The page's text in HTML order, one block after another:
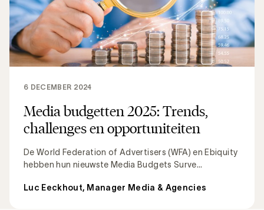
Media budgetten 2025: Trends,
challenges en opportuniteiten
De World Federation of Advertisers (WFA) en Ebiquity
hebben hun nieuwste Media Budgets Surve...
6 DECEMBER 2024
Luc Eeckhout, Manager Media & Agencies